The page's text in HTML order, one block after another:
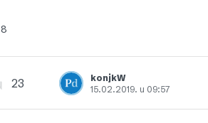
8
23
konjkW
15.02.2019. u 09:57